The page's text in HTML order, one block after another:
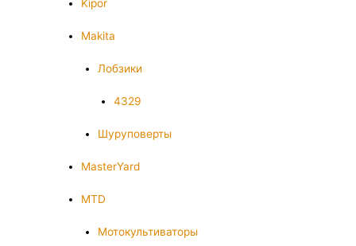
Kipor
Makita
Лобзики
4329
Шуруповерты
MasterYard
MTD
Мотокультиваторы